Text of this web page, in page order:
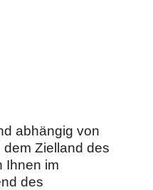
abhängig von
Zielland des
Ihnen im
des